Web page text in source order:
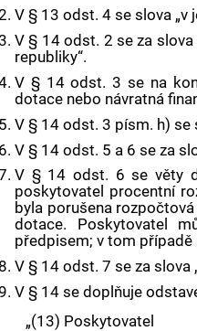
V § 13 odst. 4 se slova „v
V § 14 odst. 2 se za slova
republiky“.
V § 14 odst. 3 se na
dotace nebo návratná
V § 14 odst. 3 písm. h) se
V § 14 odst. 5 a 6 se za
V § 14 odst. 6 se věty
poskytovatel procentní
byla porušena
dotace. Poskytovatel
předpisem; v tom případě
V § 14 odst. 7 se za slova
V § 14 se doplňuje
„(13) Poskytovatel